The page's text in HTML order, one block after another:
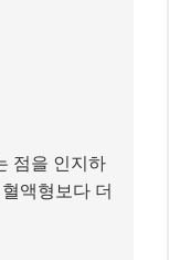
점을 인지하
액형보다 더